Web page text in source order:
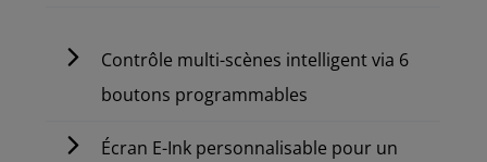
Contrôle multi-scènes intelligent via 6
boutons programmables
Écran E-Ink personnalisable pour un